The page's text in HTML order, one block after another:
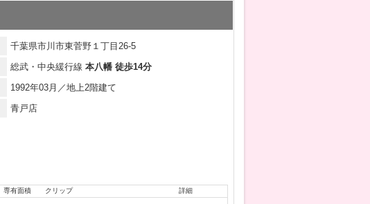
千葉県市川市東菅野１丁目26-5
総武・中央緩行線 本八幡 徒歩14分
1992年03月／地上2階建て
青戸店
専有面積 クリップ 詳細